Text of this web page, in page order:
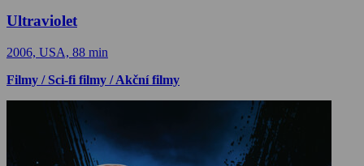
Ultraviolet
2006, USA, 88 min
Filmy / Sci-fi filmy / Akční filmy